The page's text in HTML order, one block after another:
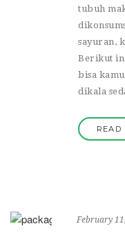
tubuh
sayuran,
Berikut
bisa
dikala
READ
February